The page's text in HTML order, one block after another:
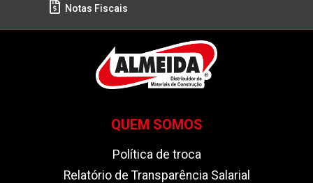
Notas Fiscais
QUEM SOMOS
Política de troca
Relatório de Transparência Salarial